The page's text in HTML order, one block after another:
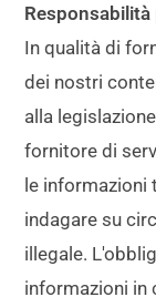
In qualità di
dei nostri
alla
fornitore di
le informazioni
indagare su
illegale.
informazioni in